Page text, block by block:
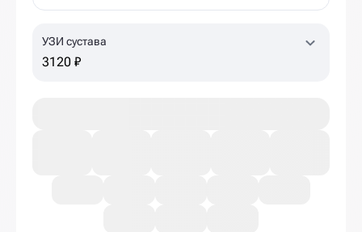
УЗИ сустава
3120 ₽